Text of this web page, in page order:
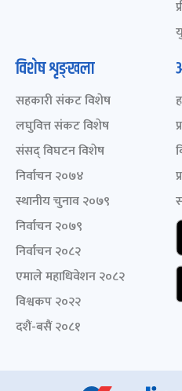
विशेष शृङ्खला
सहकारी संकट विशेष
लघुवित्त संकट विशेष
संसद् विघटन विशेष
निर्वाचन २०७४
स्थानीय चुनाव २०७९
निर्वाचन २०७९
निर्वाचन २०८२
एमाले महाधिवेशन २०८२
विश्वकप २०२२
दशैं-बसैं २०८१